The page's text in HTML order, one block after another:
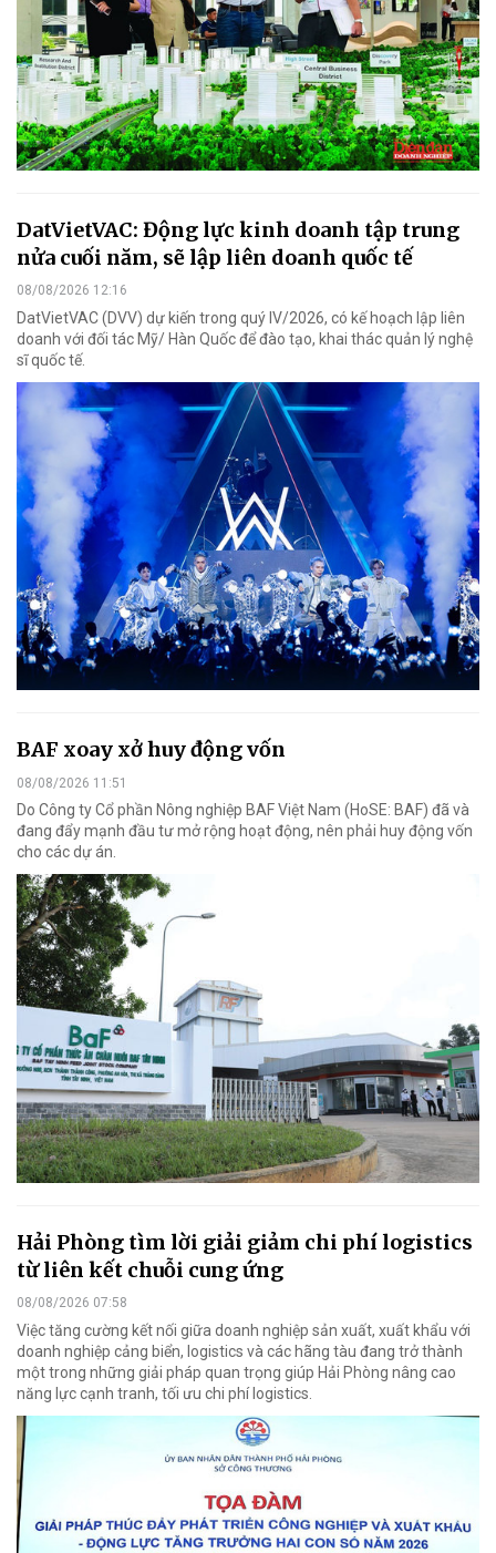
DatVietVAC: Động lực kinh doanh tập trung
nửa cuối năm, sẽ lập liên doanh quốc tế
08/08/2026 12:16
DatVietVAC (DVV) dự kiến trong quý IV/2026, có kế hoạch lập liên
doanh với đối tác Mỹ/ Hàn Quốc để đào tạo, khai thác quản lý nghệ
sĩ quốc tế.
BAF xoay xở huy động vốn
08/08/2026 11:51
Do Công ty Cổ phần Nông nghiệp BAF Việt Nam (HoSE: BAF) đã và
đang đẩy mạnh đầu tư mở rộng hoạt động, nên phải huy động vốn
cho các dự án.
Hải Phòng tìm lời giải giảm chi phí logistics
từ liên kết chuỗi cung ứng
08/08/2026 07:58
Việc tăng cường kết nối giữa doanh nghiệp sản xuất, xuất khẩu với
doanh nghiệp cảng biển, logistics và các hãng tàu đang trở thành
một trong những giải pháp quan trọng giúp Hải Phòng nâng cao
năng lực cạnh tranh, tối ưu chi phí logistics.